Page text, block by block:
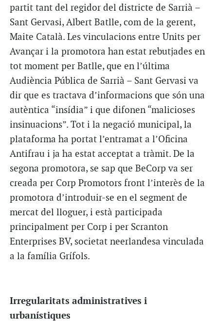
partit tant del regidor del districte de Sarrià –
Sant Gervasi, Albert Batlle, com de la gerent,
Maite Català. Les vinculacions entre Units per
Avançar i la promotora han estat rebutjades en
tot moment per Batlle, que en l’última
Audiència Pública de Sarrià – Sant Gervasi va
dir que es tractava d’informacions que són una
autèntica “insídia” i que difonen “malicioses
insinuacions”. Tot i la negació municipal, la
plataforma ha portat l’entramat a l’Oficina
Antifrau i ja ha estat acceptat a tràmit. De la
segona promotora, se sap que BeCorp va ser
creada per Corp Promotors front l’interès de la
promotora d’introduir-se en el segment de
mercat del lloguer, i està participada
principalment per Corp i per Scranton
Enterprises BV, societat neerlandesa vinculada
a la família Grífols.
Irregularitats administratives i
urbanístiques